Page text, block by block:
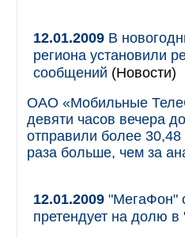
12.01.2009 В
региона установили
сообщений (Новости)
ОАО «Мобильные
девяти часов вечера
отправили более
раза больше, чем за
12.01.2009 "МегаФон"
претендует на долю